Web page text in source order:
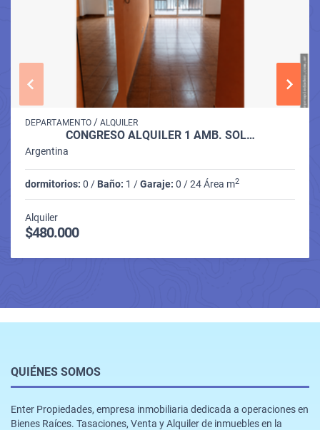
DEPARTAMENTO / ALQUILER
CONGRESO ALQUILER 1 AMB. SOL…
Argentina
dormitorios: 0 / Baño: 1 /Garaje: 0 / 24 Área m2
Alquiler
$480.000
QUIÉNES SOMOS
Enter Propiedades, empresa inmobiliaria dedicada a operaciones en
Bienes Raíces. Tasaciones, Venta y Alquiler de inmuebles en la